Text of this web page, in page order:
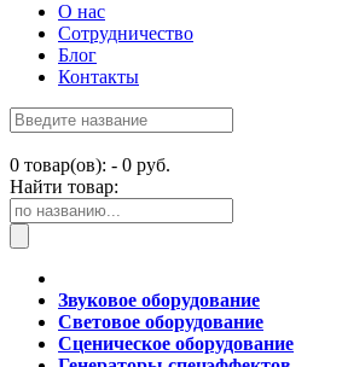
О нас
Сотрудничество
Блог
Контакты
0 товар(ов): - 0 руб.
Найти товар:
Звуковое оборудование
Световое оборудование
Сценическое оборудование